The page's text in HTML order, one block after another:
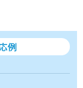
例